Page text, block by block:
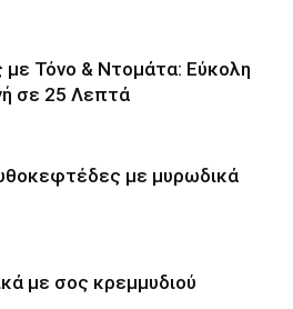
με Τόνο & Ντομάτα: Εύκολη
σε 25 Λεπτά
με μυρωδικά
με σος κρεμμυδιού